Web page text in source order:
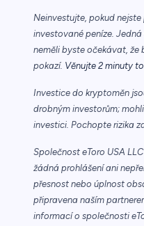
Neinvestujte, pokud
investované peníze.
neměli byste očekávat, že
pokazí. Věnujte 2 minuty
Investice do kryptoměn
drobným investorům;
investici. Pochopte rizika
Společnost eToro USA
žádná prohlášení ani
přesnost nebo úplnost
připravena naším
informací o společnosti